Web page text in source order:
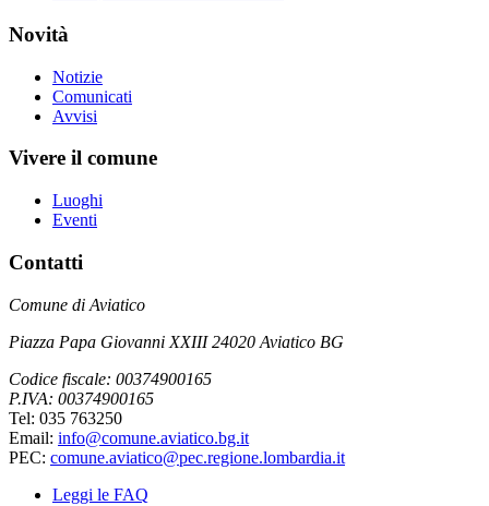
Novità
Notizie
Comunicati
Avvisi
Vivere il comune
Luoghi
Eventi
Contatti
Comune di Aviatico
Piazza Papa Giovanni XXIII 24020 Aviatico BG
Codice fiscale: 00374900165
P.IVA: 00374900165
Tel: 035 763250
Email: info@comune.aviatico.bg.it
PEC: comune.aviatico@pec.regione.lombardia.it
Leggi le FAQ